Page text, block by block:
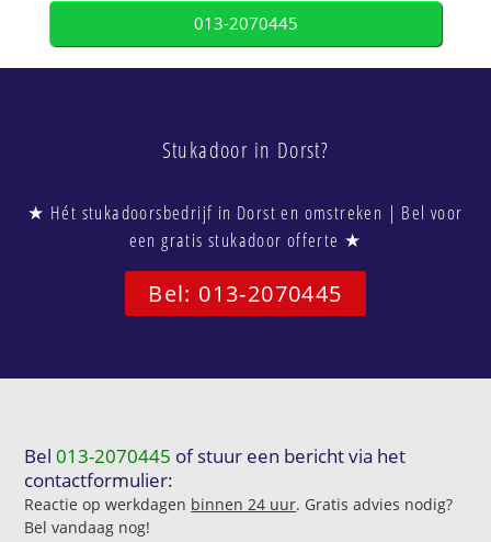
013-2070445
Stukadoor in Dorst?
★ Hét stukadoorsbedrijf in Dorst en omstreken | Bel voor
een gratis stukadoor offerte ★
Bel: 013-2070445
Bel013-2070445 of stuur een bericht via het
contactformulier:
Reactie op werkdagen binnen 24 uur. Gratis advies nodig?
Bel vandaag nog!